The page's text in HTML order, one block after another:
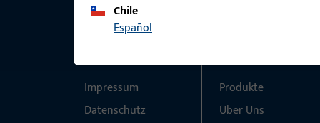
Chile
Español
Impressum
Datenschutz
Produkte
Über Uns